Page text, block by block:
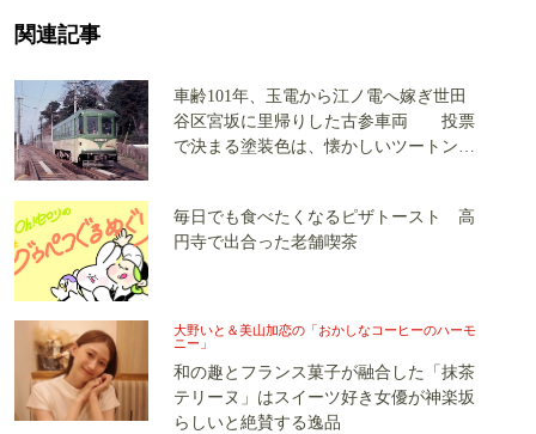
関連記事
車齢101年、玉電から江ノ電へ嫁ぎ世田
谷区宮坂に里帰りした古参車両 投票
で決まる塗装色は、懐かしいツートンカ
毎日でも食べたくなるピザトースト 高
円寺で出合った老舗喫茶
大野いと＆美山加恋の「おかしなコーヒーのハーモ
ニー」
和の趣とフランス菓子が融合した「抹茶
テリーヌ」はスイーツ好き女優が神楽坂
らしいと絶賛する逸品